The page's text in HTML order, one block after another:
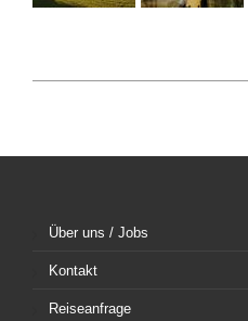
Über uns / Jobs
Kontakt
Reiseanfrage